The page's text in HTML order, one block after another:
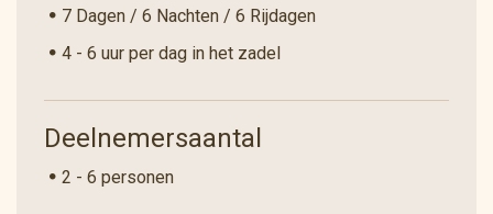
adembenemend landschap.
Deze unieke tocht voert je door gloeiende
imposante tafelbergen, terwijl je geniet van
panoramische uitzichten in volledige rust. Om je
perfecte logistiek: van bagagetransport en heerlijke
7 Dagen / 6 Nachten / 6 Rijdagen
4 - 6 uur per dag in het zadel
Deelnemersaantal
2 - 6 personen